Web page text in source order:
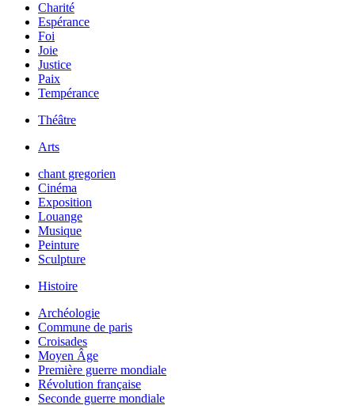
Charité
Espérance
Foi
Joie
Justice
Paix
Tempérance
Théâtre
Arts
chant gregorien
Cinéma
Exposition
Louange
Musique
Peinture
Sculpture
Histoire
Archéologie
Commune de paris
Croisades
Moyen Âge
Première guerre mondiale
Révolution française
Seconde guerre mondiale